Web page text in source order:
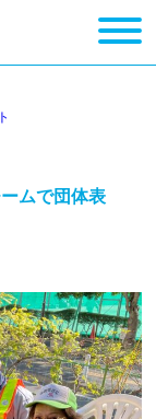
ムで団体表